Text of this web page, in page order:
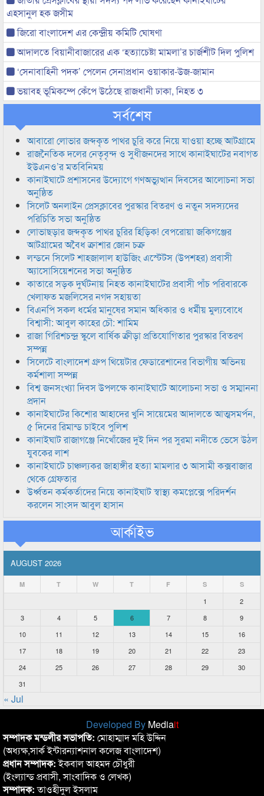
এহসানুল হক জসীম
জিরো বাংলাদেশ এর কেন্দ্রীয় কমিটি ঘোষণা
আদালতে বিয়ানীবাজারের এক ‘হত্যাচেষ্টা মামলা’র চার্জশীট দিল পুলিশ
‘সেনাবাহিনী পদক’ পেলেন সেনাপ্রধান ওয়াকার-উজ-জামান
ভয়াবহ ভূমিকম্পে কেঁপে উঠেছে রাজধানী ঢাকা, নিহত ৩
সর্বশেষ
আবারো লোভার জব্দকৃত পাথর চুরি করে নিয়ে যাওয়া হচ্ছে আটগ্রামে
রাজনৈতিক দলের নেতৃবৃন্দ ও সুধীজনদের সাথে কানাইঘাটের নবাগত
ইউএনও’র মতবিনিময়
কানাইঘাটে প্রশাসনের উদ্যোগে গণঅভ্যুত্থান দিবসের আলোচনা সভা
অনুষ্ঠিত
সিলেট অনলাইন প্রেসক্লাবের পুরস্কার বিতরণ ও নতুন সদস্যদের
পরিচিতি সভা অনুষ্ঠিত
লোভাছড়ার জব্দকৃত পাথর চুরির হিড়িক! বেপরোয়া জকিগঞ্জের
আটগ্রামের অবৈধ ক্রাশার জোন চক্র
লন্ডনে সিলেট শাহজালাল হাউজিং এস্টেটস (উপশহর) প্রবাসী
অ্যাসোসিয়েশনের সভা অনুষ্ঠিত
কাতারে সড়ক দুর্ঘটনায় নিহত কানাইঘাটের প্রবাসী পাঁচ পরিবারকে
খেলাফত মজলিসের নগদ সহায়তা
বিএনপি সকল ধর্মের মানুষের সমান অধিকার ও ধর্মীয় মুল্যবোধে
বিশ্বাসী: আবুল কাহের চৌ: শামিম
রাজা গিরিশচন্দ্র স্কুলে বার্ষিক ক্রীড়া প্রতিযোগিতার পুরস্কার বিতরণ
সম্পন্ন
সিলেটে বাংলাদেশ গ্রুপ থিয়েটার ফেডারেশানের বিভাগীয় অভিনয়
কর্মশালা সম্পন্ন
বিশ্ব জনসংখ্যা দিবস উপলক্ষে কানাইঘাটে আলোচনা সভা ও সম্মাননা
প্রদান
কানাইঘাটের কিশোর আহাদের খুনি সায়েমের আদালতে আত্মসমর্পন,
৫ দিনের রিমান্ড চাইবে পুলিশ
কানাইঘাট রাজাগঞ্জে নিখোঁজের দুই দিন পর সুরমা নদীতে ভেসে উঠল
যুবকের লাশ
কানাইঘাটে চাঞ্চল্যকর জাহাঙ্গীর হত্যা মামলার ৩ আসামী কক্সবাজার
থেকে গ্রেফতার
উর্ধ্বতন কর্মকর্তাদের নিয়ে কানাইঘাট স্বাস্থ্য কমপ্লেক্সে পরিদর্শন
করলেন সাংসদ আবুল হাসান
আর্কাইভ
AUGUST 2026
M T W T F S S
1
2
3
4 5 6 7 8
9
10
11 12 13 14 15
16
17
18 19 20 21 22
23
24
25 26 27 28 29
30
31
« Jul
Developed By Mediait
সম্পাদক মন্ডলীর সভাপতি: মোহাম্মাদ মহি উদ্দিন
(অধ্যক্ষ,সার্ক ইন্টারন্যাশনাল কলেজ বাংলাদেশ)
প্রধান সম্পাদক:ইকবাল আহমদ চৌধুরী
(ইংল্যান্ড প্রবাসী, সাংবাদিক ও লেখক)
সম্পাদক:তাওহীদুল ইসলাম